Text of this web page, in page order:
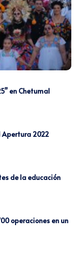
en Chetumal
Apertura 2022
de la educación
operaciones en un